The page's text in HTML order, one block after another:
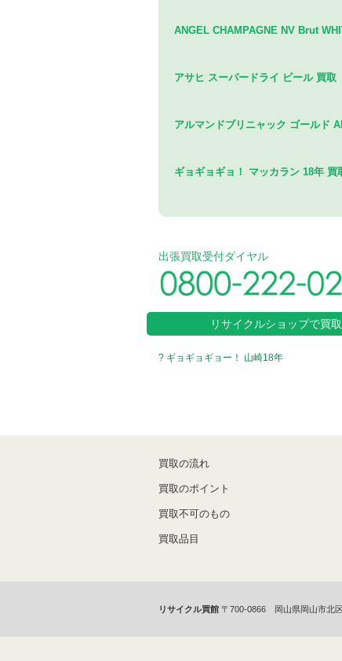
ANGEL CHAMPAGNE NV Brut
アサヒ スーパードライ ビール 買取
アルマンドブリニャック ゴールド
ギョギョギョ！ マッカラン 18年 買
出張買取受付ダイヤル
リサイクルショップで買
? ギョギョギョー！ 山崎18年
買取の流れ
買取のポイント
買取不可のもの
買取品目
リサイクル買館 〒700-0866 岡山県岡山市北